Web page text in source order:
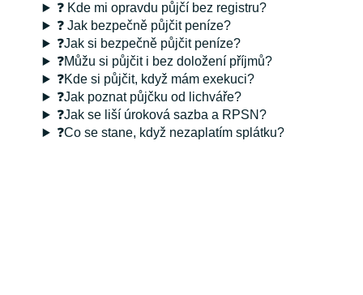
❓ Kde mi opravdu půjčí bez registru?
❓ Jak bezpečně půjčit peníze?
❓Jak si bezpečně půjčit peníze?
❓Můžu si půjčit i bez doložení příjmů?
❓Kde si půjčit, když mám exekuci?
❓Jak poznat půjčku od lichváře?
❓Jak se liší úroková sazba a RPSN?
❓Co se stane, když nezaplatím splátku?